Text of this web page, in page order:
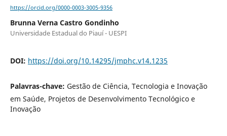
https://orcid.org/0000-0003-3005-9356
Brunna Verna Castro Gondinho
Universidade Estadual do Piauí - UESPI
DOI: https://doi.org/10.14295/jmphc.v14.1235
Palavras-chave: Gestão de Ciência, Tecnologia e Inovação
em Saúde, Projetos de Desenvolvimento Tecnológico e
Inovação